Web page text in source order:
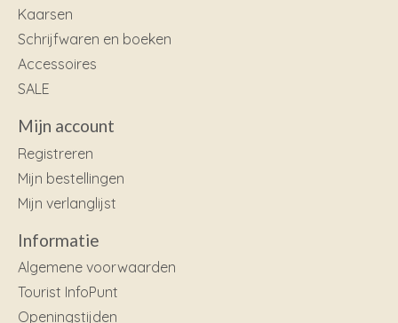
Kaarsen
Schrijfwaren en boeken
Accessoires
SALE
Mijn account
Registreren
Mijn bestellingen
Mijn verlanglijst
Informatie
Algemene voorwaarden
Tourist InfoPunt
Openingstijden